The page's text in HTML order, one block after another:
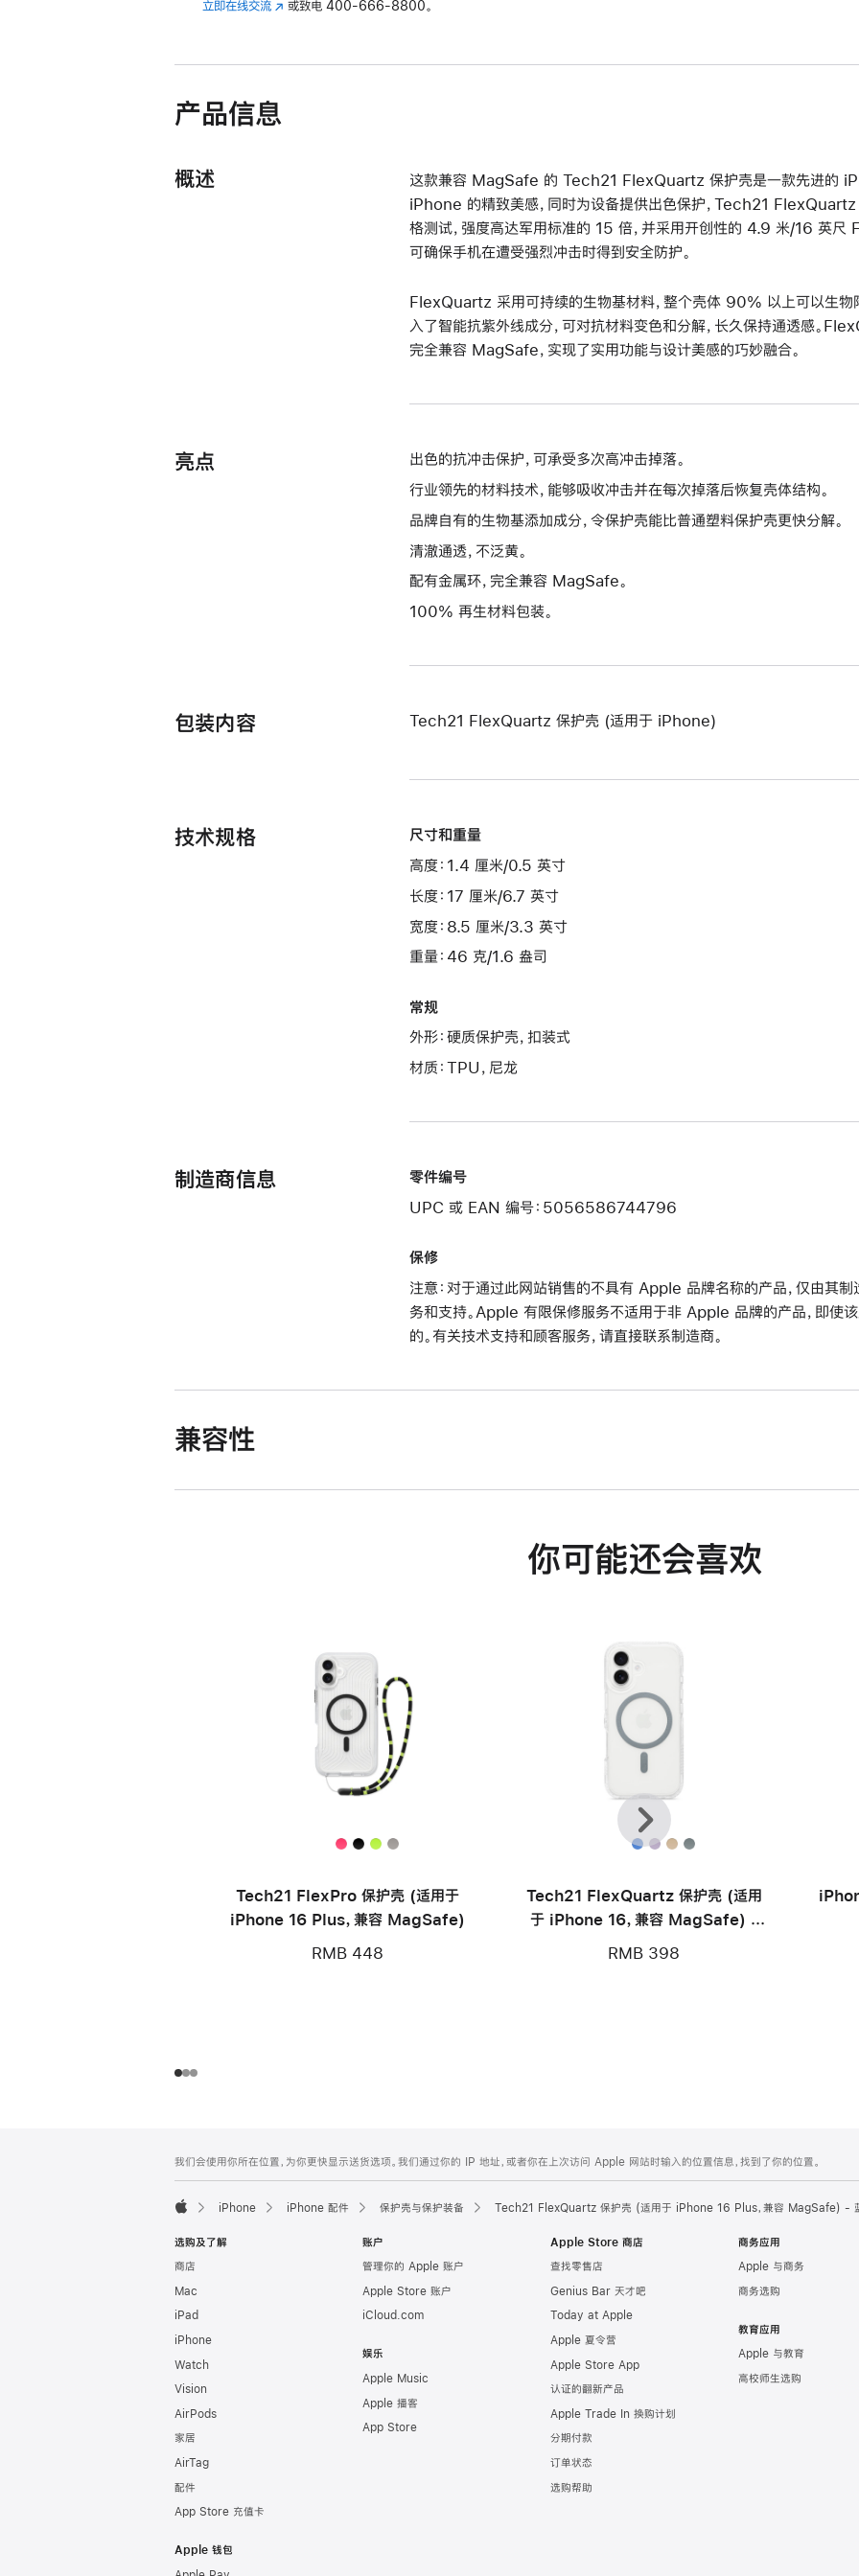
立即在线交流 (在
口
打
开)
或致电400-666-8800。
产品信息
概述
这款兼容 MagSafe 的 Tech21 FlexQuartz 保护壳是一款先进的
iPhone 的精致美感，同时为设备提供出色保护，Tech21 FlexQuartz
格测试，强度高达军用标准的 15 倍，并采用开创性的 4.9 米/16 英
可确保手机在遭受强烈冲击时得到安全防护。
FlexQuartz 采用可持续的生物基材料，整个壳体 90% 以上可以生物
入了智能抗紫外线成分，可对抗材料变色和分解，长久保持通透感。
完全兼容 MagSafe，实现了实用功能与设计美感的巧妙融合。
亮点
出色的抗冲击保护，可承受多次高冲击掉落。
行业领先的材料技术，能够吸收冲击并在每次掉落后恢复壳体结构。
品牌自有的生物基添加成分，令保护壳能比普通塑料保护壳更快分解。
清澈通透，不泛黄。
配有金属环，完全兼容 MagSafe。
100% 再生材料包装。
包装内容 Tech21 FlexQuartz 保护壳 (适用于 iPhone)
技术规格
尺寸和重量
高度：1.4 厘米/0.5 英寸
长度：17 厘米/6.7 英寸
宽度：8.5 厘米/3.3 英寸
重量：46 克/1.6 盎司
常规
外形：硬质保护壳，扣装式
材质：TPU，尼龙
制造商信息
零件编号
UPC 或 EAN 编号：5056586744796
保修
注意：对于通过此网站销售的不具有 Apple 品牌名称的产品，仅由其
务和支持。Apple 有限保修服务不适用于非 Apple 品牌的产品，即使
的。有关技术支持和顾客服务，请直接联系制造商。
兼容性
你可能还会喜欢
Tech21 FlexPro 保护壳 (适用于
iPhone 16 Plus，兼容 MagSafe)
RMB 448
Tech21 FlexQuartz 保护壳 (适用
于 iPhone 16，兼容 MagSafe) -
RMB 398
上
一
个
下
一
个
页
页
脚
注
我们会使用你所在位置，为你更快显示送货选项。我们通过你的 IP 地址，或者你在上次访问 Apple 网站时输入的位置信息，找到了你的位置。
iPhone iPhone 配件 保护壳与保护装备 Tech21 FlexQuartz 保护壳 (适用于 iPhone 16 Plus，兼容 MagSafe) -
选购及了解
商店
Mac
iPad
iPhone
Watch
Vision
AirPods
家居
AirTag
配件
App Store 充值卡
Apple 钱包
账户
管理你的 Apple 账户
Apple Store 账户
iCloud.com
娱乐
Apple Music
Apple 播客
App Store
Apple Store 商店
查找零售店
Genius Bar 天才吧
Today at Apple
Apple 夏令营
Apple Store App
认证的翻新产品
Apple Trade In 换购计划
分期付款
订单状态
选购帮助
商务应用
Apple 与商务
商务选购
教育应用
Apple 与教育
高校师生选购